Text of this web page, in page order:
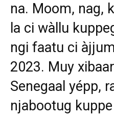
na. Moom, nag,
la ci wàllu
ngi faatu ci
2023. Muy
Senegaal yépp,
njabootug